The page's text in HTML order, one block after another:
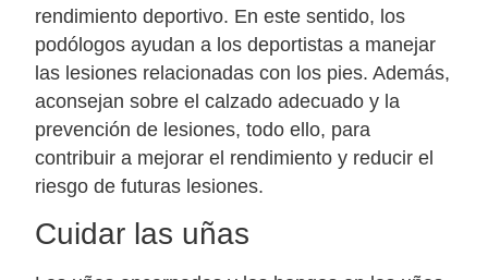
rendimiento deportivo. En este sentido, los
podólogos ayudan a los deportistas a manejar
las lesiones relacionadas con los pies. Además,
aconsejan sobre el calzado adecuado y la
prevención de lesiones, todo ello, para
contribuir a mejorar el rendimiento y reducir el
riesgo de futuras lesiones.
Cuidar las uñas